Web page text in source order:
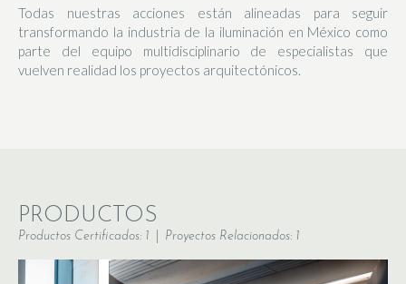
Todas nuestras acciones están alineadas para seguir
transformando la industria de la iluminación en México como
parte del equipo multidisciplinario de especialistas que
vuelven realidad los proyectos arquitectónicos.
PRODUCTOS
Productos Certificados: 1 Proyectos Relacionados: 1